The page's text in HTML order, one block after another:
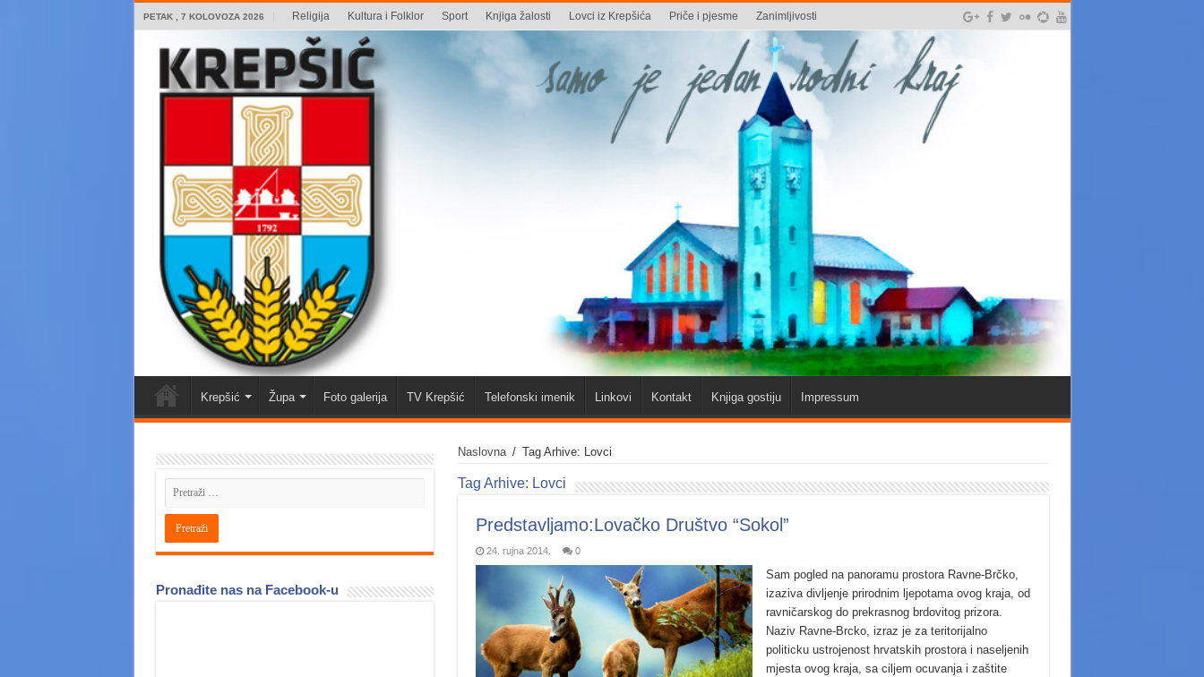
PETAK , 7 KOLOVOZA 2026 Religija Kultura i Folklor Sport Knjiga žalosti Lovci iz Krepšića Priče i pjesme Zanimljivosti
Krepšić Župa Foto galerija TV Krepšić Telefonski imenik Linkovi Kontakt Knjiga gostiju Impressum
Naslovna / Tag Arhive: Lovci
Tag Arhive: Lovci
Predstavljamo:Lovačko Društvo “Sokol”
24. rujna 2014. 0
Sam pogled na panoramu prostora Ravne-Brčko,
izaziva divljenje prirodnim ljepotama ovog kraja, od
ravničarskog do prekrasnog brdovitog prizora.
Naziv Ravne-Brcko, izraz je za teritorijalno
politicku ustrojenost hrvatskih prostora i naseljenih
mjesta ovog kraja, sa ciljem ocuvanja i zaštite
Pronađite nas na Facebook-u